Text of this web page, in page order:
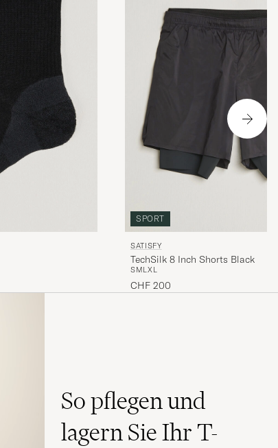
SPORT
SATISFY
TechSilk 8 Inch Shorts Black
SMLXL
CHF 200
So pflegen und
lagern Sie Ihr T-